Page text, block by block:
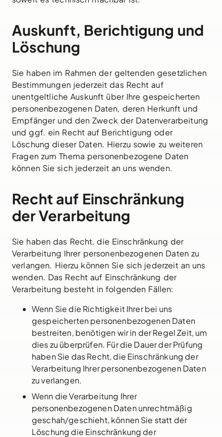
Auskunft, Berichtigung und
Löschung
Sie haben im Rahmen der geltenden gesetzlichen
Bestimmungen jederzeit das Recht auf
unentgeltliche Auskunft über Ihre gespeicherten
personenbezogenen Daten, deren Herkunft und
Empfänger und den Zweck der Datenverarbeitung
und ggf. ein Recht auf Berichtigung oder
Löschung dieser Daten. Hierzu sowie zu weiteren
Fragen zum Thema personenbezogene Daten
können Sie sich jederzeit an uns wenden.
Recht auf Einschränkung
der Verarbeitung
Sie haben das Recht, die Einschränkung der
Verarbeitung Ihrer personenbezogenen Daten zu
verlangen. Hierzu können Sie sich jederzeit an uns
wenden. Das Recht auf Einschränkung der
Verarbeitung besteht in folgenden Fällen:
Wenn Sie die Richtigkeit Ihrer bei uns
gespeicherten personenbezogenen Daten
bestreiten, benötigen wir in der Regel Zeit, um
dies zu überprüfen. Für die Dauer der Prüfung
haben Sie das Recht, die Einschränkung der
Verarbeitung Ihrer personenbezogenen Daten
zu verlangen.
Wenn die Verarbeitung Ihrer
personenbezogenen Daten unrechtmäßig
geschah/geschieht, können Sie statt der
Löschung die Einschränkung der